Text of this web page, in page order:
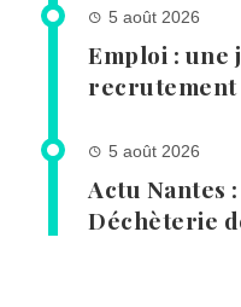
5 août 2026
Emploi : une
recrutement
5 août 2026
Actu Nantes
Déchèterie